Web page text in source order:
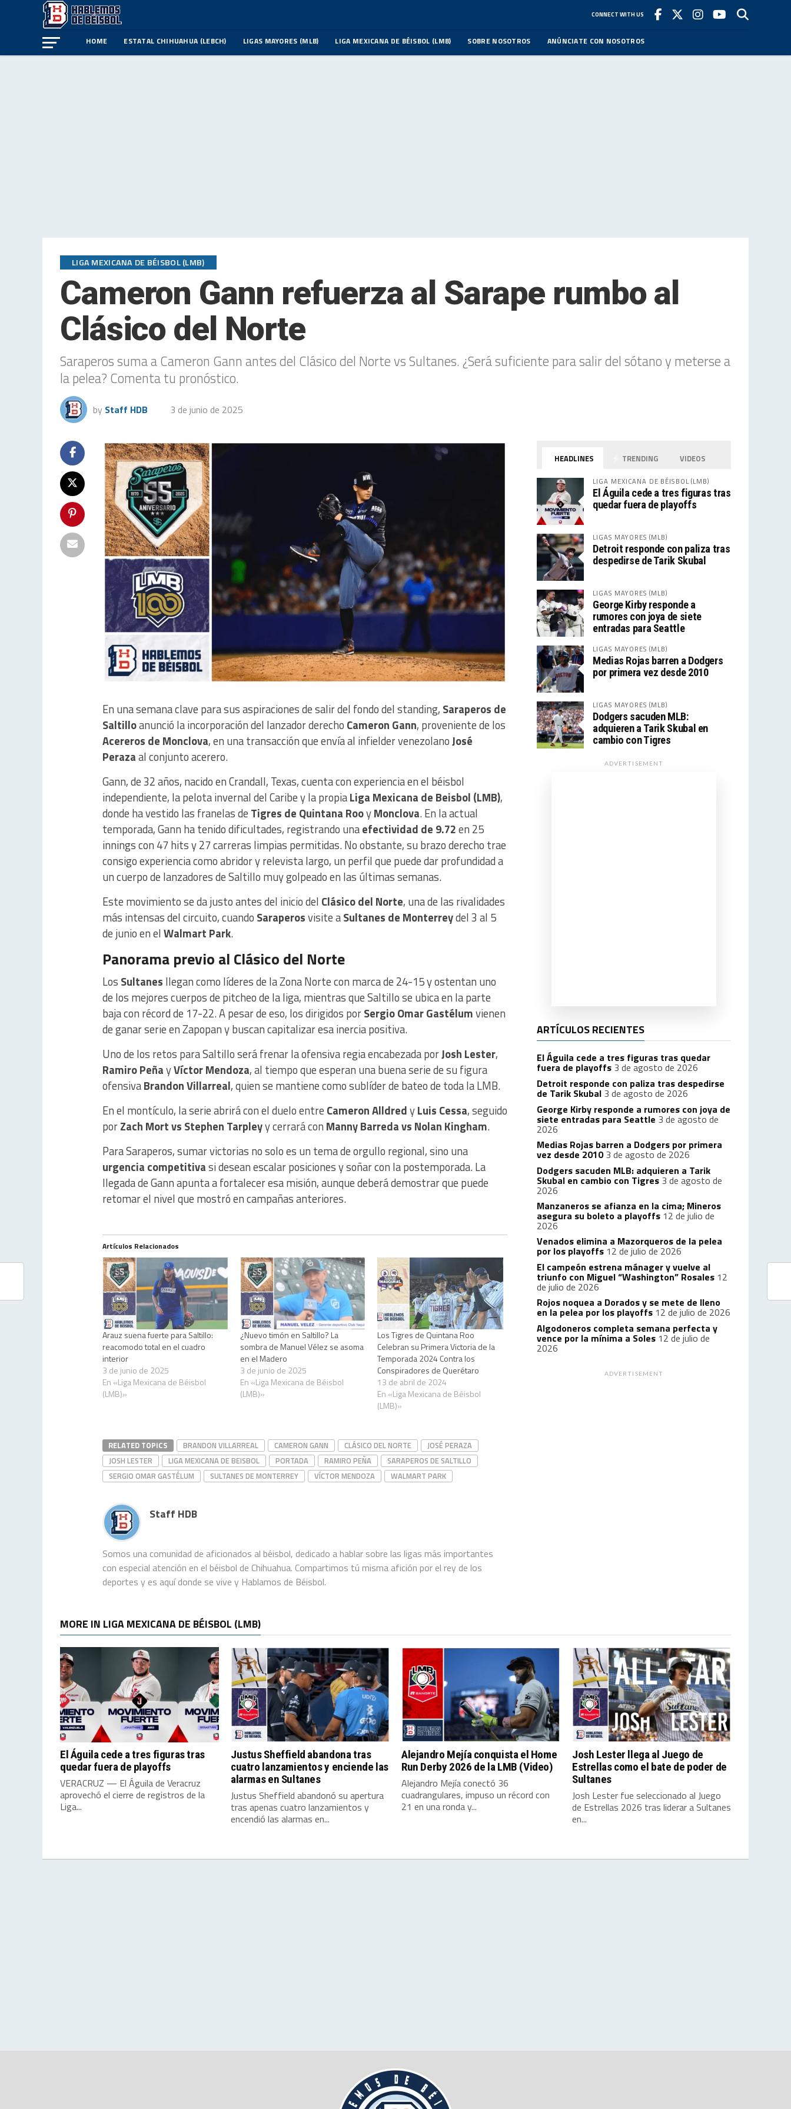
CONNECT WITH US
HOME ESTATAL CHIHUAHUA (LEBCH) LIGAS MAYORES (MLB) LIGA MEXICANA DE BÉISBOL (LMB) SOBRE NOSOTROS ANÚNCIATE CON NOSOTROS
LIGA MEXICANA DE BÉISBOL (LMB)
Cameron Gann refuerza al Sarape rumbo al
Clásico del Norte
Saraperos suma a Cameron Gann antes del Clásico del Norte vs Sultanes. ¿Será suficiente para salir del sótano y meterse a
la pelea? Comenta tu pronóstico.
by Staff HDB 3 de junio de 2025
En una semana clave para sus aspiraciones de salir del fondo del standing, Saraperos de
Saltilloanunció la incorporación del lanzador derecho Cameron Gann, proveniente de los
Acereros de Monclova, en una transacción que envía al infielder venezolanoJosé
Perazaal conjunto acerero.
Gann, de 32 años, nacido en Crandall, Texas, cuenta con experiencia en el béisbol
independiente, la pelota invernal del Caribe y la propiaLiga Mexicana de Beisbol (LMB),
donde ha vestido las franelas de Tigres de Quintana RooyMonclova. En la actual
temporada, Gann ha tenido dificultades, registrando unaefectividad de 9.72en 25
innings con 47 hits y 27 carreras limpias permitidas. No obstante, su brazo derecho trae
consigo experiencia como abridor y relevista largo, un perfil que puede dar profundidad a
un cuerpo de lanzadores de Saltillo muy golpeado en las últimas semanas.
Este movimiento se da justo antes del inicio del Clásico del Norte, una de las rivalidades
más intensas del circuito, cuando Saraperosvisite aSultanes de Monterreydel 3 al 5
de junio en elWalmart Park.
Panorama previo al Clásico del Norte
Los Sultanes llegan como líderes de la Zona Norte con marca de 24-15 y ostentan uno
de los mejores cuerpos de pitcheo de la liga, mientras que Saltillo se ubica en la parte
baja con récord de 17-22. A pesar de eso, los dirigidos porSergio Omar Gastélumvienen
de ganar serie en Zapopan y buscan capitalizar esa inercia positiva.
Uno de los retos para Saltillo será frenar la ofensiva regia encabezada porJosh Lester,
Ramiro PeñayVíctor Mendoza, al tiempo que esperan una buena serie de su figura
ofensivaBrandon Villarreal, quien se mantiene como sublíder de bateo de toda la LMB.
En el montículo, la serie abrirá con el duelo entre Cameron AlldredyLuis Cessa, seguido
porZach Mort vs Stephen Tarpleyy cerrará con Manny Barreda vs Nolan Kingham.
Para Saraperos, sumar victorias no solo es un tema de orgullo regional, sino una
urgencia competitivasi desean escalar posiciones y soñar con la postemporada. La
llegada de Gann apunta a fortalecer esa misión, aunque deberá demostrar que puede
retomar el nivel que mostró en campañas anteriores.
Artículos Relacionados
Arauz suena fuerte para Saltillo:
reacomodo total en el cuadro
interior
3 de junio de 2025
En «Liga Mexicana de Béisbol
(LMB)»
¿Nuevo timón en Saltillo? La
sombra de Manuel Vélez se asoma
en el Madero
3 de junio de 2025
En «Liga Mexicana de Béisbol
(LMB)»
Los Tigres de Quintana Roo
Celebran su Primera Victoria de la
Temporada 2024 Contra los
Conspiradores de Querétaro
13 de abril de 2024
En «Liga Mexicana de Béisbol
(LMB)»
RELATED TOPICS BRANDON VILLARREAL CAMERON GANN CLÁSICO DEL NORTE
JOSÉ PERAZA
JOSH LESTER
LIGA MEXICANA DE BEISBOL PORTADA RAMIRO PEÑA
SARAPEROS DE SALTILLO
SERGIO OMAR GASTÉLUM
SULTANES DE MONTERREY VÍCTOR MENDOZA WALMART PARK
Staff HDB
Somos una comunidad de aficionados al béisbol, dedicado a hablar sobre las ligas más importantes
con especial atención en el béisbol de Chihuahua. Compartimos tú misma afición por el rey de los
deportes y es aquí donde se vive y Hablamos de Béisbol.
HEADLINES TRENDING VIDEOS
LIGA MEXICANA DE BÉISBOL (LMB)
El Águila cede a tres figuras tras
quedar fuera de playoffs
LIGAS MAYORES (MLB)
Detroit responde con paliza tras
despedirse de Tarik Skubal
LIGAS MAYORES (MLB)
George Kirby responde a
rumores con joya de siete
entradas para Seattle
LIGAS MAYORES (MLB)
Medias Rojas barren a Dodgers
por primera vez desde 2010
LIGAS MAYORES (MLB)
Dodgers sacuden MLB:
adquieren a Tarik Skubal en
cambio con Tigres
ADVERTISEMENT
ARTÍCULOS RECIENTES
El Águila cede a tres figuras tras quedar
fuera de playoffs 3 de agosto de 2026
Detroit responde con paliza tras despedirse
de Tarik Skubal 3 de agosto de 2026
George Kirby responde a rumores con joya de
siete entradas para Seattle 3 de agosto de
2026
Medias Rojas barren a Dodgers por primera
vez desde 2010 3 de agosto de 2026
Dodgers sacuden MLB: adquieren a Tarik
Skubal en cambio con Tigres 3 de agosto de
2026
Manzaneros se afianza en la cima; Mineros
asegura su boleto a playoffs 12 de julio de
2026
Venados elimina a Mazorqueros de la pelea
por los playoffs 12 de julio de 2026
El campeón estrena mánager y vuelve al
triunfo con Miguel “Washington” Rosales 12
de julio de 2026
Rojos noquea a Dorados y se mete de lleno
en la pelea por los playoffs 12 de julio de 2026
Algodoneros completa semana perfecta y
vence por la mínima a Soles 12 de julio de
2026
ADVERTISEMENT
MORE IN LIGA MEXICANA DE BÉISBOL (LMB)
El Águila cede a tres figuras tras
quedar fuera de playoffs
VERACRUZ — El Águila de Veracruz
aprovechó el cierre de registros de la
Liga...
Justus Sheffield abandona tras
cuatro lanzamientos y enciende las
alarmas en Sultanes
Justus Sheffield abandonó su apertura
tras apenas cuatro lanzamientos y
encendió las alarmas en...
Alejandro Mejía conquista el Home
Run Derby 2026 de la LMB (Video)
Alejandro Mejía conectó 36
cuadrangulares, impuso un récord con
21 en una ronda y...
Josh Lester llega al Juego de
Estrellas como el bate de poder de
Sultanes
Josh Lester fue seleccionado al Juego
de Estrellas 2026 tras liderar a Sultanes
en...